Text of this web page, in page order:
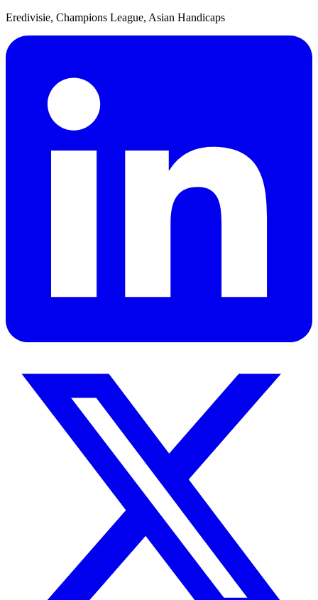
Eredivisie, Champions League, Asian Handicaps